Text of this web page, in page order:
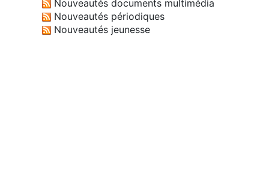
Nouveautés documents multimédia
Nouveautés périodiques
Nouveautés jeunesse